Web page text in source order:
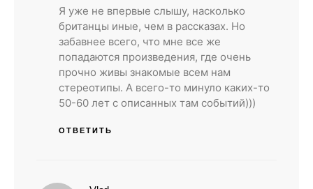
Я уже не впервые слышу, насколько
британцы иные, чем в рассказах. Но
забавнее всего, что мне все же
попадаются произведения, где очень
прочно живы знакомые всем нам
стереотипы. А всего-то минуло каких-то
50-60 лет с описанных там событий)))
ОТВЕТИТЬ